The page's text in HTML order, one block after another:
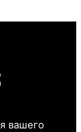
вашего